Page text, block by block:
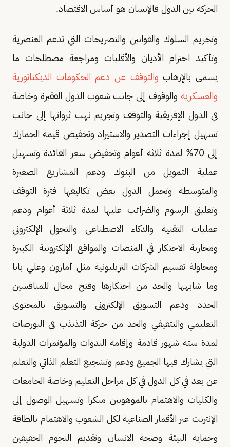
الحركة بين الدول فالإنسان هو أساس الاقتصاد.
وتجريم السلوك والقوانين والتصريحات التي تدعم العنصرية
وتأكيد احترام الأديان والأقليات ومراجعة مصطلحات ما
يسمى بالإرهاب والتوقف عن دعم الحكومات الديكتاتورية
والعسكرية والوقوف إلى جانب شعوب الدول الفقيرة وخاصة
في الدول الإفريقية والتوقف وتجريم نهب ثرواتها إلى جانب
تسهيل إجراءات التصدير والاستيراد وتخفيض قيمة الجمارك
إلى 70% لمدة ثلاثة أعوام وتخفيض سعر الفائدة وتسهيل
عملية التمويل من البنوك ودعم المشاريع الصغيرة
والمتوسطة وتحمل الدول بعض تكاليفها فترة التوقف
وتعليق الرسوم والضرائب عليها لمدة ثلاثة أعوام ودعم
عمليات التقنية والذكاء الاصطناعي والتحول الإلكتروني
ومحاربة الاحتكار في المنصات والمواقع الإلكترونية الكبيرة
ومحاولة تقسيم الشركات التريليونية مثل أمازون وعلي بابا
وما شابهها والحد من احتكارها وفتح مجال للمنافسين
الجدد ودعم التسويق الإلكتروني والتسويق بالمحتوى
التعليمي والتثقيفي والحد من حركة التذبذب في البورصات
لمدة ستة شهور قادمة وإقامة الندوات والمؤتمرات الدولية
التي يشارك فيها الجميع ودعم وتشجيع التعلم الذاتي والتعلم
عن بعد في كل الدول في كل مراحل التعليم وخاصة الجامعات
والكليات والاهتمام بالموهوبين مبكرا وتسهيل الوصول إلى
الإنترنت عبر الأقمار الصناعية لكل الشعوب والاهتمام بالطاقة
وحماية البيئة وصحة الانسان وتقديم النجوم الحقيقين